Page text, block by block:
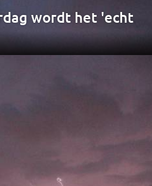
wordt het 'echt